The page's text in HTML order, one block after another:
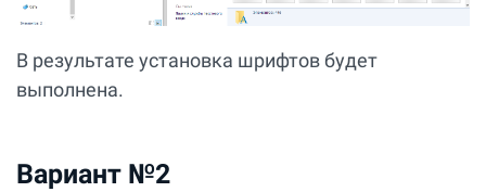
В результате установка шрифтов будет
выполнена.
Вариант №2